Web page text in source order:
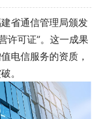
省通信管理局颁发
许可证”。这一成果
电信服务的资质，
。